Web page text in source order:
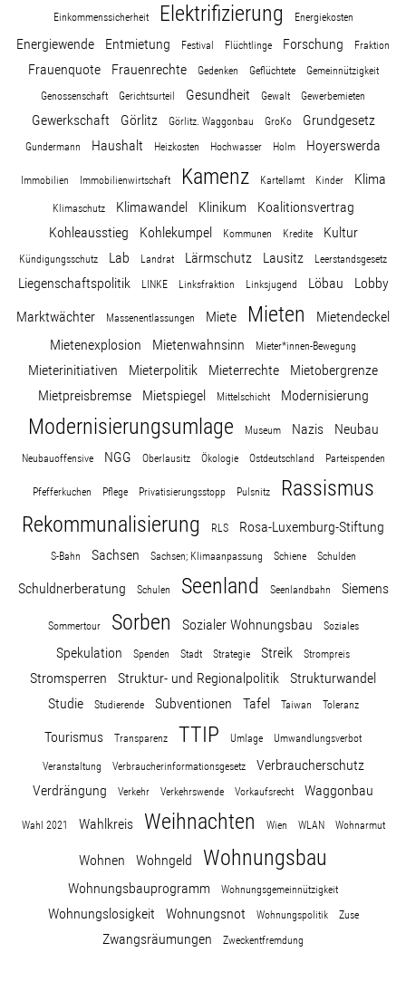
Einkommenssicherheit Elektrifizierung Energiekosten
Energiewende Entmietung Festival Flüchtlinge Forschung Fraktion
Frauenquote Frauenrechte Gedenken Geflüchtete
Gemeinnützigkeit
Genossenschaft
Gerichtsurteil Gesundheit Gewalt Gewerbemieten
Gewerkschaft Görlitz Görlitz. Waggonbau GroKo Grundgesetz
Gundermann Haushalt Heizkosten Hochwasser Holm Hoyerswerda
Immobilien Immobilienwirtschaft Kamenz Kartellamt Kinder Klima
Klimaschutz Klimawandel Klinikum
Koalitionsvertrag
Kohleausstieg
Kohlekumpel Kommunen Kredite Kultur
Kündigungsschutz Lab Landrat Lärmschutz Lausitz Leerstandsgesetz
Liegenschaftspolitik LINKE Linksfraktion Linksjugend Löbau
Lobby
Marktwächter
Massenentlassungen Miete Mieten
Mietendeckel
Mietenexplosion
Mietenwahnsinn Mieter*innen-Bewegung
Mieterinitiativen Mieterpolitik Mieterrechte
Mietobergrenze
Mietpreisbremse
Mietspiegel Mittelschicht Modernisierung
Modernisierungsumlage Museum Nazis Neubau
Neubauoffensive NGG Oberlausitz Ökologie Ostdeutschland Parteispenden
Pfefferkuchen Pflege Privatisierungsstopp Pulsnitz
Rassismus
Rekommunalisierung
RLS Rosa-Luxemburg-Stiftung
S-Bahn Sachsen Sachsen; Klimaanpassung Schiene Schulden
Schuldnerberatung Schulen Seenland Seenlandbahn Siemens
Sommertour Sorben Sozialer Wohnungsbau Soziales
Spekulation Spenden Stadt Strategie Streik Strompreis
Stromsperren Struktur- und Regionalpolitik
Strukturwandel
Studie
Studierende Subventionen Tafel Taiwan Toleranz
Tourismus Transparenz TTIP Umlage Umwandlungsverbot
Veranstaltung Verbraucherinformationsgesetz
Verbraucherschutz
Verdrängung
Verkehr Verkehrswende Vorkaufsrecht Waggonbau
Wahl 2021 Wahlkreis Weihnachten Wien WLAN Wohnarmut
Wohnen Wohngeld Wohnungsbau
Wohnungsbauprogramm Wohnungsgemeinnützigkeit
Wohnungslosigkeit Wohnungsnot Wohnungspolitik Zuse
Zwangsräumungen Zweckentfremdung